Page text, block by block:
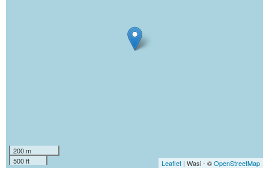
200 m
500 ft
Leaflet | Wasi - ©OpenStreetMap